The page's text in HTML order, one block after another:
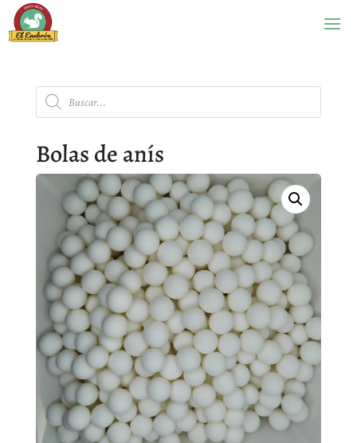
Búsqueda
de
productos
Bolas de anís